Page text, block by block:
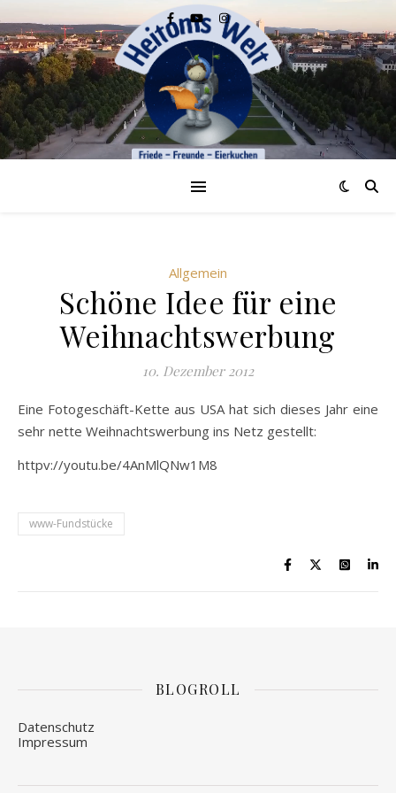
Allgemein
Schöne Idee für eine
Weihnachtswerbung
10. Dezember 2012
Eine Fotogeschäft-Kette aus USA hat sich dieses Jahr eine
sehr nette Weihnachtswerbung ins Netz gestellt:
httpv://youtu.be/4AnMlQNw1M8
www-Fundstücke
BLOGROLL
Datenschutz
Impressum